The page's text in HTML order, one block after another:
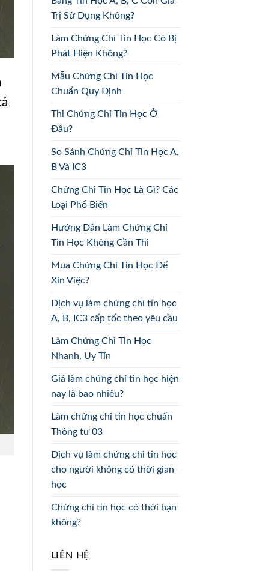
Trị Sử Dụng Không?
Làm Chứng Chỉ Tin Học Có Bị
Phát Hiện Không?
Mẫu Chứng Chỉ Tin Học
Chuẩn Quy Định
Thi Chứng Chỉ Tin Học Ở
Đâu?
So Sánh Chứng Chỉ Tin Học A,
B Và IC3
Chứng Chỉ Tin Học Là Gì? Các
Loại Phổ Biến
Hướng Dẫn Làm Chứng Chỉ
Tin Học Không Cần Thi
Mua Chứng Chỉ Tin Học Để
Xin Việc?
Dịch vụ làm chứng chỉ tin học
A, B, IC3 cấp tốc theo yêu cầu
Làm Chứng Chỉ Tin Học
Nhanh, Uy Tín
Giá làm chứng chỉ tin học hiện
nay là bao nhiêu?
Làm chứng chỉ tin học chuẩn
Thông tư 03
Dịch vụ làm chứng chỉ tin học
cho người không có thời gian
học
Chứng chỉ tin học có thời hạn
không?
LIÊN HỆ